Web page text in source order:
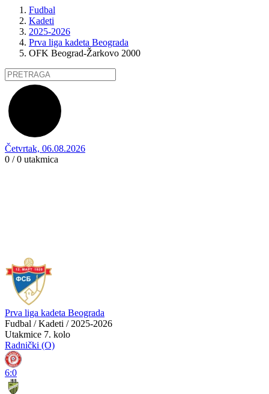
Fudbal
Kadeti
2025-2026
Prva liga kadeta Beograda
OFK Beograd-Žarkovo 2000
Četvrtak, 06.08.2026
0 / 0 utakmica
Prva liga kadeta Beograda
Fudbal / Kadeti / 2025-2026
Utakmice 7. kolo
Radnički (O)
6:0